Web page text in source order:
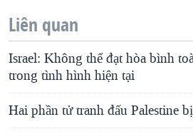
Liên quan
Israel: Không thể đạt hòa bình
trong tình hình hiện tại
Hai phần tử tranh đấu Palestine